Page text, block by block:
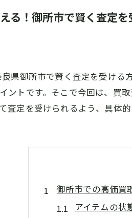
る！御所市で賢く査定
県御所市で賢く査定を受け
ントです。そこで今回は、買
査定を受けられるよう、具体的
御所市での高価買
アイテムの状